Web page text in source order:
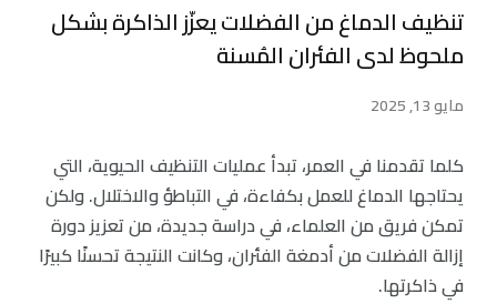
تنظيف الدماغ من الفضلات يعزّز الذاكرة بشكل
ملحوظ لدى الفئران المُسنة
مايو 13, 2025
كلما تقدمنا في العمر، تبدأ عمليات التنظيف الحيوية، التي
يحتاجها الدماغ للعمل بكفاءة، في التباطؤ والاختلال. ولكن
تمكن فريق من العلماء، في دراسة جديدة، من تعزيز دورة
إزالة الفضلات من أدمغة الفئران، وكانت النتيجة تحسنًا كبيرًا
في ذاكرتها.